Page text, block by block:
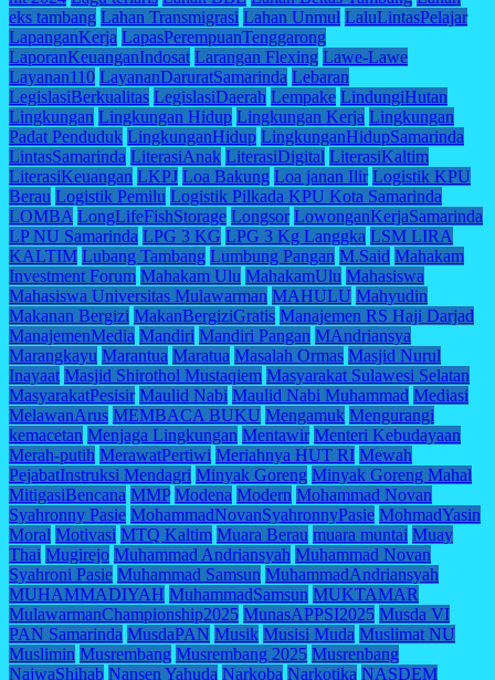
eks tambang Lahan Transmigrasi Lahan Unmul LaluLintasPelajar
LapanganKerja LapasPerempuanTenggarong
LaporanKeuanganIndosat Larangan Flexing Lawe-Lawe
Layanan110 LayananDaruratSamarinda Lebaran
LegislasiBerkualitas LegislasiDaerah Lempake LindungiHutan
Lingkungan Lingkungan Hidup Lingkungan Kerja Lingkungan
Padat Penduduk LingkunganHidup LingkunganHidupSamarinda
LintasSamarinda LiterasiAnak LiterasiDigital LiterasiKaltim
LiterasiKeuangan LKPJ Loa Bakung Loa janan Ilir Logistik KPU
Berau Logistik Pemilu Logistik Pilkada KPU Kota Samarinda
LOMBA LongLifeFishStorage Longsor LowonganKerjaSamarinda
LP NU Samarinda LPG 3 KG LPG 3 Kg Langgka LSM LIRA
KALTIM Lubang Tambang Lumbung Pangan M.Said Mahakam
Investment Forum Mahakam Ulu MahakamUlu Mahasiswa
Mahasiswa Universitas Mulawarman MAHULU Mahyudin
Makanan Bergizi MakanBergiziGratis Manajemen RS Haji Darjad
ManajemenMedia Mandiri Mandiri Pangan MAndriansya
Marangkayu Marantua Maratua Masalah Ormas Masjid Nurul
Inayaat Masjid Shirothol Mustaqiem Masyarakat Sulawesi Selatan
MasyarakatPesisir Maulid Nabi Maulid Nabi Muhammad Mediasi
MelawanArus MEMBACA BUKU Mengamuk Mengurangi
kemacetan Menjaga Lingkungan Mentawir Menteri Kebudayaan
Merah-putih MerawatPertiwi Meriahnya HUT RI Mewah
PejabatInstruksi Mendagri Minyak Goreng Minyak Goreng Mahal
MitigasiBencana MMP Modena Modern Mohammad Novan
Syahronny Pasie MohammadNovanSyahronnyPasie MohmadYasin
Moral Motivasi MTQ Kaltim Muara Berau muara muntai Muay
Thai Mugirejo Muhammad Andriansyah Muhammad Novan
Syahroni Pasie Muhammad Samsun MuhammadAndriansyah
MUHAMMADIYAH MuhammadSamsun MUKTAMAR
MulawarmanChampionship2025 MunasAPPSI2025 Musda VI
PAN Samarinda MusdaPAN Musik Musisi Muda Muslimat NU
Muslimin Musrembang Musrembang 2025 Musrenbang
NajwaShihab Nansen Yahuda Narkoba Narkotika NASDEM